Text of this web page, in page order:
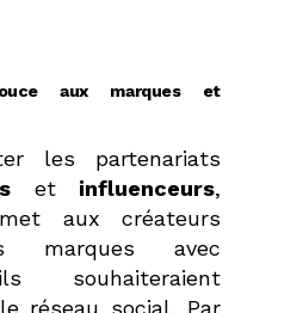
aux marques et
les partenariats
et influenceurs,
aux créateurs
marques avec
souhaiteraient
réseau social. Par